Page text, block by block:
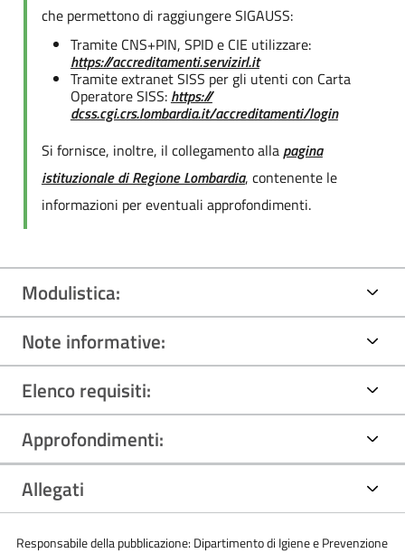
che permettono di raggiungere SIGAUSS:
Tramite CNS+PIN, SPID e CIE utilizzare:
https://accreditamenti.servizirl.it
Tramite extranet SISS per gli utenti con Carta
Operatore SISS: https://
dcss.cgi.crs.lombardia.it/accreditamenti/login
Si fornisce, inoltre, il collegamento alla pagina
istituzionale di Regione Lombardia, contenente le
informazioni per eventuali approfondimenti.
Modulistica:
Note informative:
Elenco requisiti:
Approfondimenti:
Allegati
Responsabile della pubblicazione: Dipartimento di Igiene e Prevenzione